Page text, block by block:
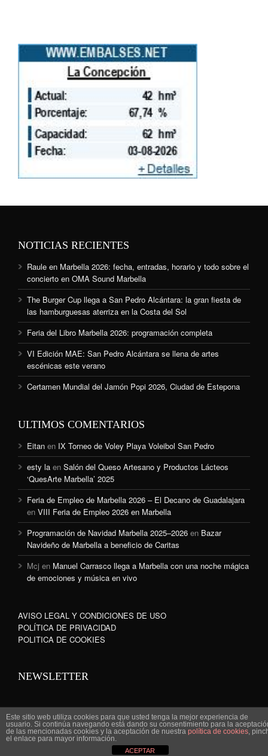
NOTICIAS RECIENTES
Raule en Marbella 2026: fecha, entradas, horario y todo sobre el
concierto en OMA Sound Marbella
The Burger Cup llega a San Pedro Alcántara: la gran fiesta de
las hamburguesas aterriza en la Costa del Sol
Feria del Libro Marbella 2026: programación completa
VI Edición MAE: San Pedro Alcántara se llena de artes
escénicas este verano
Certamen Mundial del Jamón Popi 2026, Ciudad de Estepona
ULTIMOS COMENTARIOS
Eitan en IX Torneo de Voley Playa Voleibol San Pedro
esty la en Salón del Queso Artesano y Productos Lácteos
‘QuesArte Marbella’ 2025
Feria de Empleo de Marbella 2026 – El Decano de Guadalajara
en VIII Feria de Empleo 2026 en Marbella
Programación de Navidad Marbella 2025–2026 en Bazar
Navideño de Marbella a beneficio de Caritas
Mcj en Manuel Carrasco llega a Marbella con una noche mágica
de emociones y música en vivo
AVISO LEGAL Y CONDICIONES DE USO
POLÍTICA DE PRIVACIDAD
POLITICA DE COOKIES
NEWSLETTER
www.marbella-sanpedro.com 2010©
Este sitio web utiliza cookies para que usted tenga la mejor experiencia de
usuario. Si continúa navegando está dando su consentimiento para la
de las mencionadas cookies y la aceptación de nuestra política de cookies,
el enlace para mayor información.
ACEPTAR